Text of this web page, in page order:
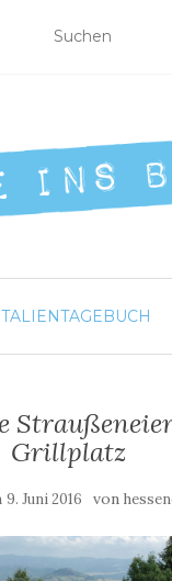
ITALIENTAGEBUCH
Grillplatz
9. Juni 2016 von